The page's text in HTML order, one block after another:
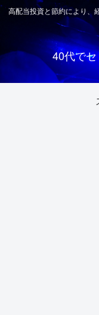
高配当投資と節約により
40代で